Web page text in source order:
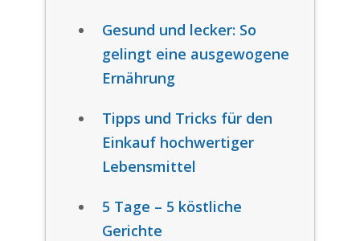
Gesund und lecker: So
gelingt eine ausgewogene
Ernährung
Tipps und Tricks für den
Einkauf hochwertiger
Lebensmittel
5 Tage – 5 köstliche
Gerichte